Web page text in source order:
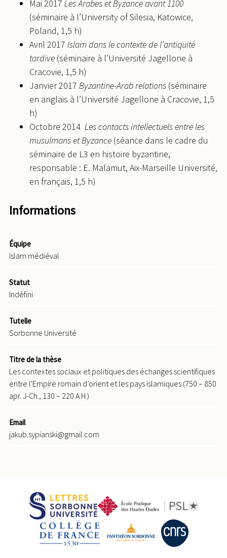
Mai 2017 LesArabes et Byzance avant 1100
(séminaire à l’University of Silesia, Katowice,
Poland, 1,5 h)
Avril 2017 Islam dans le contexte de l’antiquité
tardive (séminaire à l’Université Jagellone à
Cracovie, 1,5 h)
Janvier 2017 Byzantine-Arab relations (séminaire
en anglais à l’Université Jagellone à Cracovie, 1,5
h)
Octobre 2014 Les contacts intellectuels entre les
musulmans et Byzance (séance dans le cadre du
séminaire de L3 en histoire byzantine,
responsable : E. Malamut, Aix-Marseille Université,
en français, 1,5 h)
Informations
Équipe
Islam médiéval
Statut
Indéfini
Tutelle
Sorbonne Université
Titre de la thèse
Les contextes sociaux et politiques des échanges scientifiques
entre l'Empire romain d’orient et les pays islamiques (750 – 850
apr. J-Ch., 130 – 220 A.H.)
Email
jakub.sypianski@gmail.com